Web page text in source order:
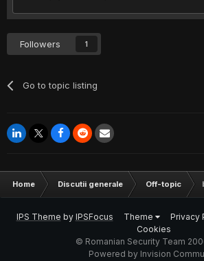
Followers 1
Go to topic listing
Home Discutii generale Off-topic
IPS Theme by IPSFocus Theme Privacy
Cookies
© Romanian Security Team
Powered by Invision